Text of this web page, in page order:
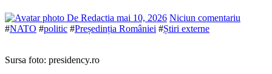
De Redactia mai 10, 2026 Niciun comentariu
#NATO #politic #Președinția României #Știri externe
Sursa foto: presidency.ro